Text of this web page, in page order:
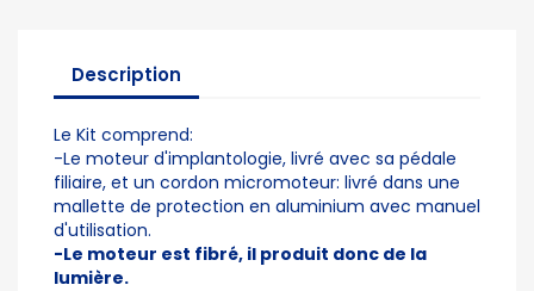
Description
Le Kit comprend:
-Le moteur d'implantologie, livré avec sa pédale
filiaire, et un cordon micromoteur: livré dans une
mallette de protection en aluminium avec manuel
d'utilisation.
-Le moteur est fibré, il produit donc de la
lumière.